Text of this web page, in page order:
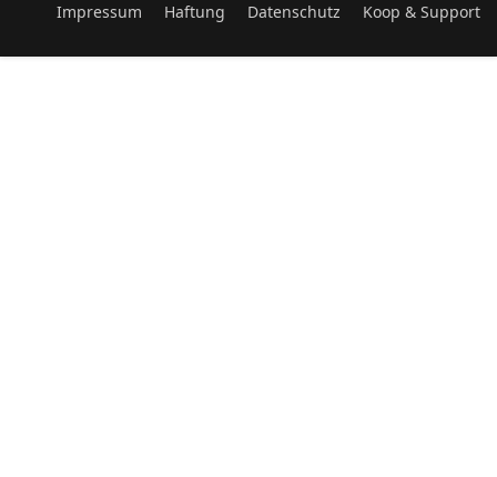
Impressum Haftung Datenschutz Koop & Support